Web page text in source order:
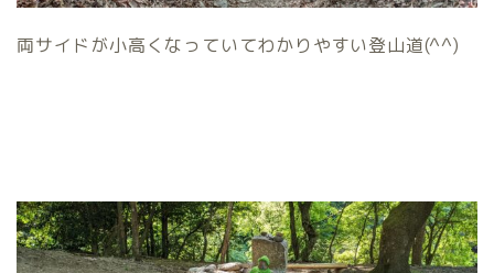
両サイドが小高くなっていてわかりやすい登山道(^^)